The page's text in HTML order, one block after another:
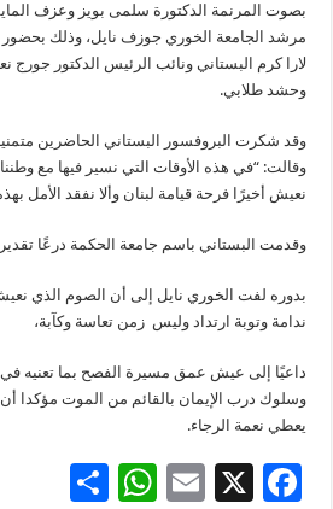
بصوت المرنمة الدكتورة سلمى بويز وعزف
مرشد الجامعة الخوري جوزف نايل، وذلك بحضور
لارا كرم البستاني ونائب الرئيس الدكتور جورج
وحشد طلابي.
وقد شكرت البروفسور البستاني الحاضرين
وقالت: “في هذه الأوقات التي نسير فيها مع
نعيش أخيرًا فرحة قيامة لبنان وألا نفقد الأمل بهذه
وقدمت البستاني باسم جامعة الحكمة درعًا
بدوره لفت الخوري نايل إلى أن الصوم الذي
ندامة وتوبة ارتداد وليس زمن تعاسة وكآبة،
داعيًا إلى عيش عمق مسيرة الفصح بما تعنيه
وسلوك درب الإيمان بالقائم من الموت مؤكدا
يعطي نعمة الرجاء.
F
X
E
W